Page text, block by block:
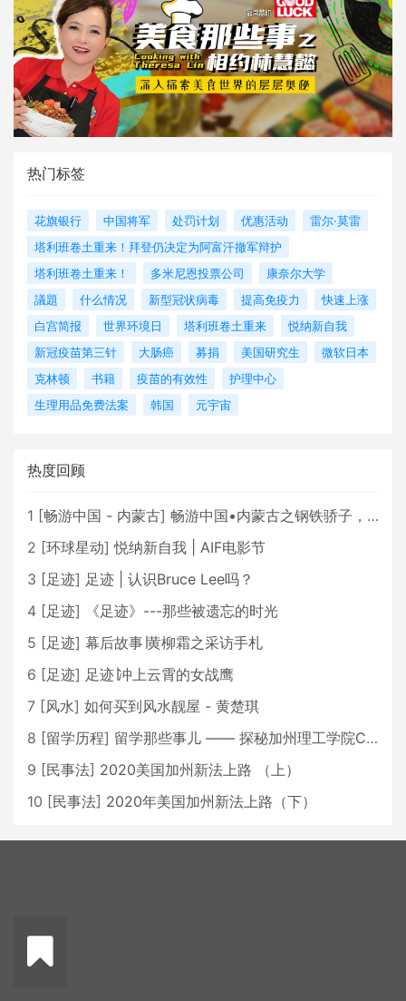
热门标签
花旗银行 中国将军 处罚计划 优惠活动
雷尔·莫雷
塔利班卷土重来！拜登仍决定为阿富汗撤军辩护
塔利班卷土重来！
多米尼恩投票公司
康奈尔大学
議題
什么情况 新型冠状病毒 提高免疫力
快速上涨
白宫简报
世界环境日 塔利班卷土重来
悦纳新自我
新冠疫苗第三针
大肠癌 募捐 美国研究生
微软日本
克林顿
书籍 疫苗的有效性
护理中心
生理用品免费法案
韩国 元宇宙
热度回顾
1 [畅游中国 - 内蒙古] 畅游中国•内蒙古之钢铁骄子，魅力包头
2 [环球星动] 悦纳新自我 | AIF电影节
3 [足迹] 足迹 | 认识Bruce Lee吗？
4 [足迹]
《足迹》---那些被遗忘的时光
5 [足迹] 幕后故事∣黄柳霜之采访手札
6 [足迹] 足迹∣冲上云霄的女战鹰
7 [风水] 如何买到风水靓屋 - 黄楚琪
8 [留学历程] 留学那些事儿 —— 探秘加州理工学院Caltech博士生活 [上集]
9 [民事法] 2020美国加州新法上路 （上）
10 [民事法] 2020年美国加州新法上路（下）